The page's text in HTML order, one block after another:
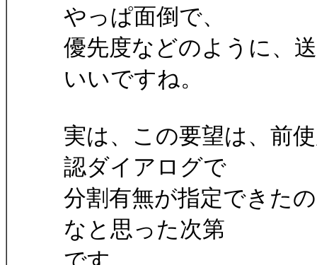
やっぱ面倒で、
優先度などのように、
いいですね。
実は、この要望は、前
認ダイアログで
分割有無が指定できた
なと思った次第